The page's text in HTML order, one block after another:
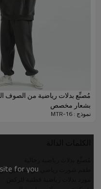
مواصفة
بشعار مخصص
نموذج : MTR-16
طقم شورت رياضي من قطعتين
for you.